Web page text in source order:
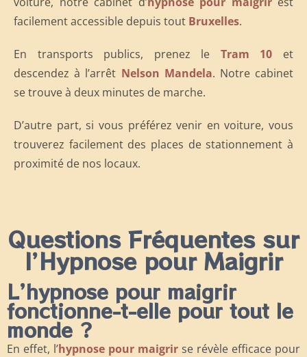
facilement accessible depuis tout Bruxelles.
En transports publics, prenez le Tram 10 et
descendez à l’arrêt Nelson Mandela. Notre cabinet
se trouve à deux minutes de marche.
D’autre part, si vous préférez venir en voiture, vous
trouverez facilement des places de stationnement à
proximité de nos locaux.
Questions Fréquentes sur
l’Hypnose pour Maigrir
L’hypnose pour maigrir
fonctionne-t-elle pour tout le
monde ?
En effet, l’hypnose pour maigrir se révèle efficace pour